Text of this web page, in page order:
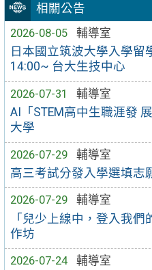
相關公告
2026-08-05
輔導室
日本國立筑波大學入學留
14:00~ 台大生技中心
2026-07-31
輔導室
AI「STEM高中生職涯發
大學
2026-07-29
輔導室
高三考試分發入學選填志
2026-07-29
輔導室
「兒少上線中，登入我
作坊
2026-07-24
輔導室